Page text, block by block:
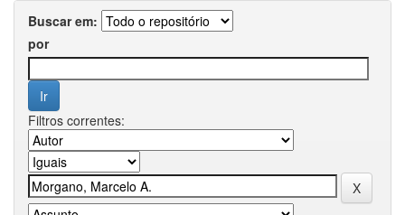
Buscar em:
por
Filtros correntes: